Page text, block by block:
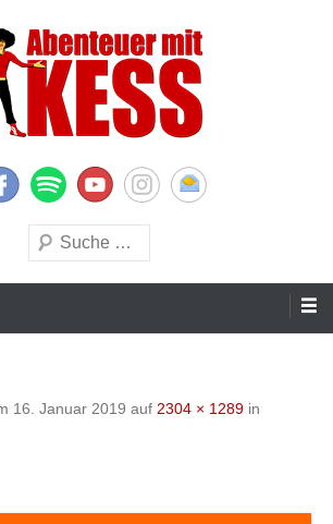
mit KESS
Suchen
16. Januar 2019 auf 2304 × 1289 in